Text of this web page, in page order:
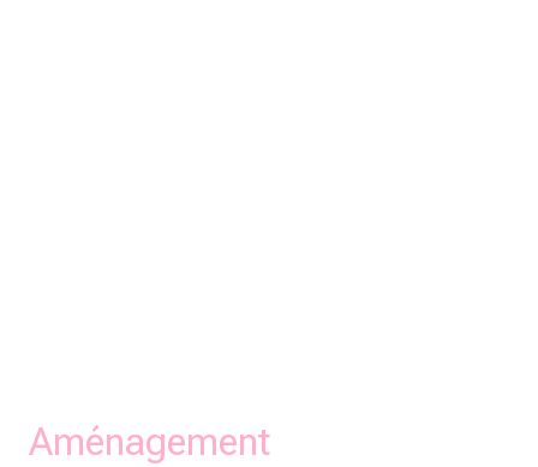
Aménagement